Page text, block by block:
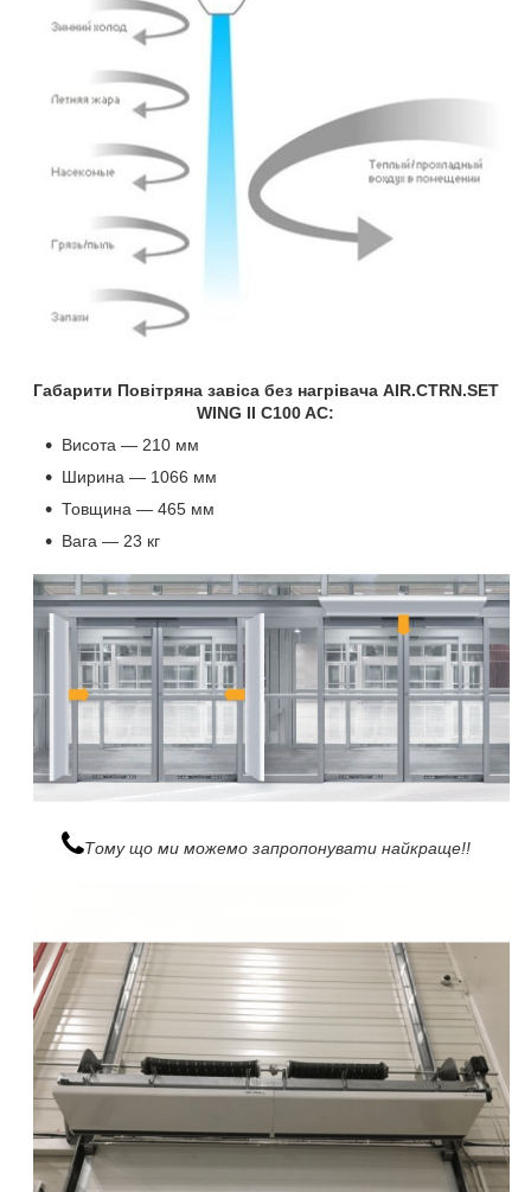
Габарити Повітряна завіса без нагрівача AIR.CTRN.SET
WING II C100 AC:
Висота — 210 мм
Ширина — 1066 мм
Товщина — 465 мм
Вага — 23 кг
Тому що ми можемо запропонувати найкраще!!